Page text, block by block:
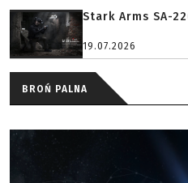
Stark Arms SA-
19.07.2026
BROŃ PALNA